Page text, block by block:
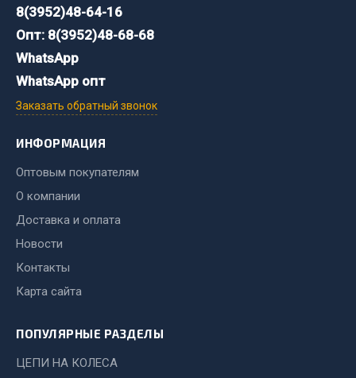
Весь раздел
Автомобильная электрика
Автолампы
Блоки реле и предохранителей
Вилки нагрузочные
Выключатели и переключатели клавишные
Выключатели кнопочные
8(3952)48-64-16
Опт: 8(3952)48-68-68
WhatsApp
WhatsApp опт
Заказать обратный звонок
ИНФОРМАЦИЯ
Оптовым покупателям
О компании
Доставка и оплата
Новости
Контакты
Карта сайта
ПОПУЛЯРНЫЕ РАЗДЕЛЫ
ЦЕПИ НА КОЛЕСА